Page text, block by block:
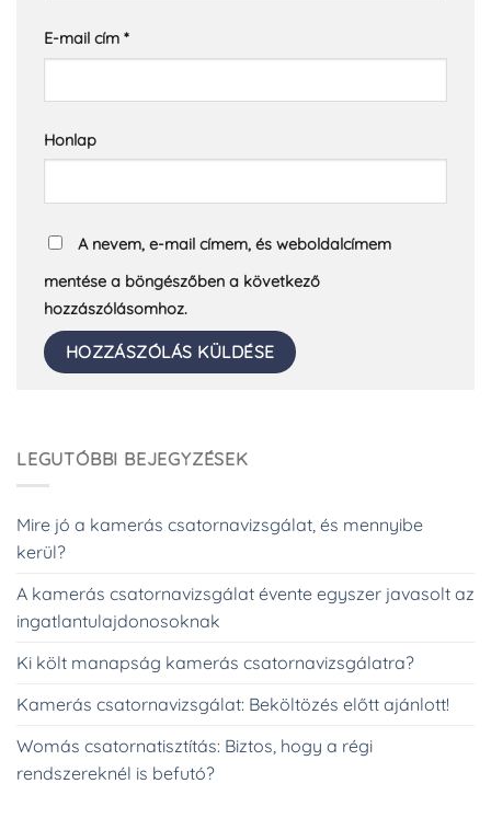
E-mail cím *
Honlap
A nevem, e-mail címem, és weboldalcímem
mentése a böngészőben a következő
hozzászólásomhoz.
LEGUTÓBBI BEJEGYZÉSEK
Mire jó a kamerás csatornavizsgálat, és mennyibe
kerül?
A kamerás csatornavizsgálat évente egyszer javasolt az
ingatlantulajdonosoknak
Ki költ manapság kamerás csatornavizsgálatra?
Kamerás csatornavizsgálat: Beköltözés előtt ajánlott!
Womás csatornatisztítás: Biztos, hogy a régi
rendszereknél is befutó?